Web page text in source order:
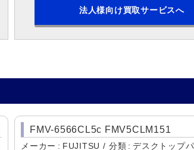
法人様向け買取サービスへ
FMV-6566CL5c FMV5CLM151
メーカー FUJITSU 分類
デスクトップ